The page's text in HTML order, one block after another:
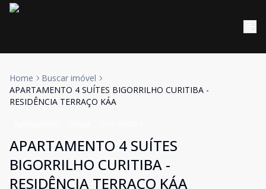
Home
Buscar imóvel
APARTAMENTO 4 SUÍTES BIGORRILHO CURITIBA -
RESIDÊNCIA TERRAÇO KÁA
APARTAMENTO 4 SUÍTES
BIGORRILHO CURITIBA -
RESIDÊNCIA TERRAÇO KÁA